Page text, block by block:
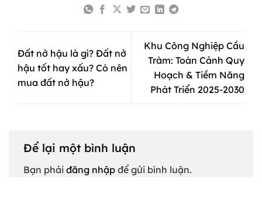
Đất nở hậu là gì? Đất nở
hậu tốt hay xấu? Có nên
mua đất nở hậu?
Khu Công Nghiệp Cầu
Tràm: Toàn Cảnh Quy
Hoạch & Tiềm Năng
Phát Triển 2025-2030
Để lại một bình luận
Bạn phải đăng nhập để gửi bình luận.